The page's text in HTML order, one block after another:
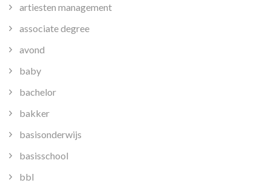
artiesten management
associate degree
avond
baby
bachelor
bakker
basisonderwijs
basisschool
bbl